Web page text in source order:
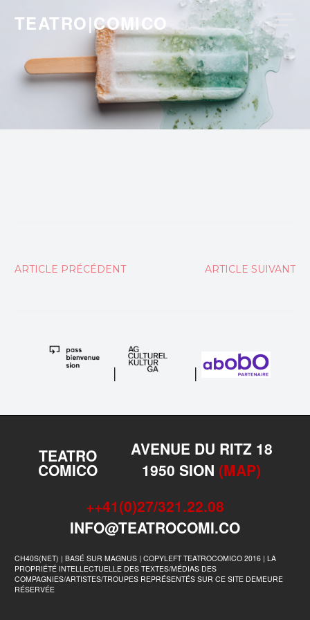
content
TEATRO|COMICO
Navigation
ARTICLE PRÉCÉDENT ARTICLE SUIVANT
| |
TEATRO
COMICO
AVENUE DU RITZ 18
1950 SION (MAP)
++41(0)27/321.22.08
INFO@TEATROCOMI.CO
CH40S(NET) | BASÉ SUR MAGNUS | COPYLEFT TEATROCOMICO 2016 | LA
PROPRIÉTÉ INTELLECTUELLE DES TEXTES/MÉDIAS DES
COMPAGNIES/ARTISTES/TROUPES REPRÉSENTÉS SUR CE SITE DEMEURE
RÉSERVÉE